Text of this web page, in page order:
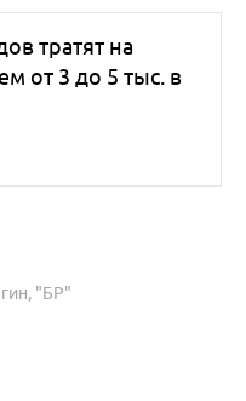
тратят на
от 3 до 5 тыс. в
"БР"